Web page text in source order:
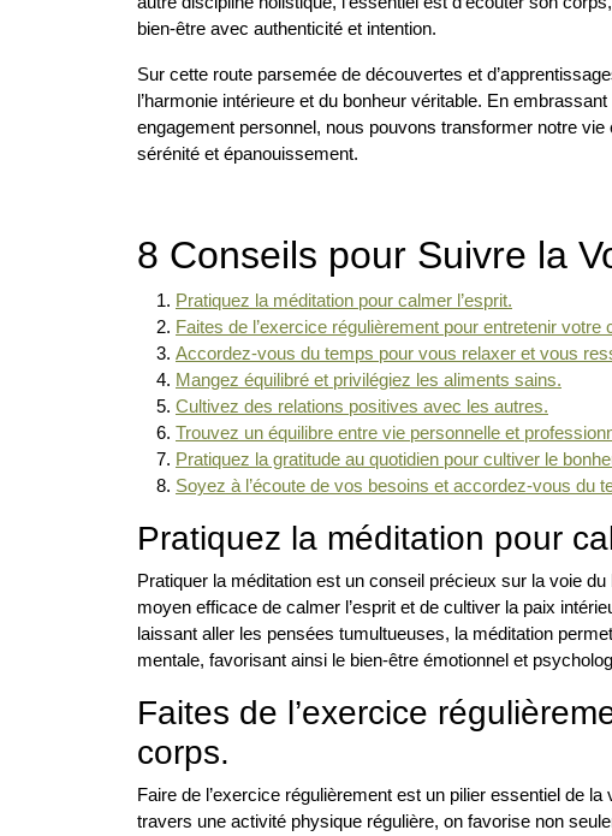
bien-être avec authenticité et intention.
Sur cette route parsemée de découvertes et
l’harmonie intérieure et du bonheur véritable. En
engagement personnel, nous pouvons transformer notre
sérénité et épanouissement.
8 Conseils pour Suivre la
Pratiquez la méditation pour calmer l’esprit.
Faites de l’exercice régulièrement pour entretenir votre
Accordez-vous du temps pour vous relaxer et vous
Mangez équilibré et privilégiez les aliments sains.
Cultivez des relations positives avec les autres.
Trouvez un équilibre entre vie personnelle et
Pratiquez la gratitude au quotidien pour cultiver le
Soyez à l’écoute de vos besoins et accordez-vous du
Pratiquez la méditation pour
Pratiquer la méditation est un conseil précieux sur la voie
moyen efficace de calmer l’esprit et de cultiver la paix
laissant aller les pensées tumultueuses, la méditation
mentale, favorisant ainsi le bien-être émotionnel et
Faites de l’exercice
corps.
Faire de l’exercice régulièrement est un pilier essentiel de
travers une activité physique régulière, on favorise non